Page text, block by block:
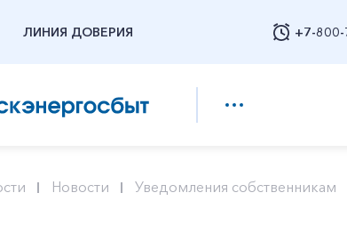
ЛИНИЯ ДОВЕРИЯ +7-
Новости Уведомления собственникам